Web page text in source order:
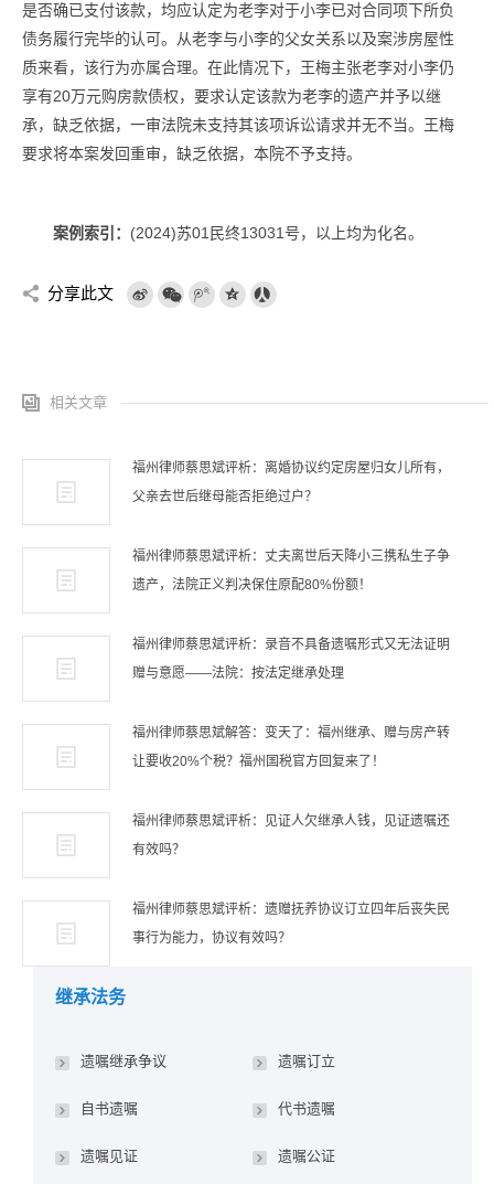
是否确已支付该款，均应认定为老李对于小李已对合同项下所负
债务履行完毕的认可。从老李与小李的父女关系以及案涉房屋性
质来看，该行为亦属合理。在此情况下，王梅主张老李对小李仍
享有20万元购房款债权，要求认定该款为老李的遗产并予以继
承，缺乏依据，一审法院未支持其该项诉讼请求并无不当。王梅
要求将本案发回重审，缺乏依据，本院不予支持。
案例索引： (2024)苏01民终13031号，以上均为化名。
分享此文
相关文章
福州律师蔡思斌评析：离婚协议约定房屋归女儿所有，
父亲去世后继母能否拒绝过户？
福州律师蔡思斌评析：丈夫离世后天降小三携私生子争
遗产，法院正义判决保住原配80%份额！
福州律师蔡思斌评析：录音不具备遗嘱形式又无法证明
赠与意愿——法院：按法定继承处理
福州律师蔡思斌解答：变天了：福州继承、赠与房产转
让要收20%个税？福州国税官方回复来了！
福州律师蔡思斌评析：见证人欠继承人钱，见证遗嘱还
有效吗？
福州律师蔡思斌评析：遗赠抚养协议订立四年后丧失民
事行为能力，协议有效吗？
继承法务
遗嘱继承争议 遗嘱订立
自书遗嘱 代书遗嘱
遗嘱见证 遗嘱公证